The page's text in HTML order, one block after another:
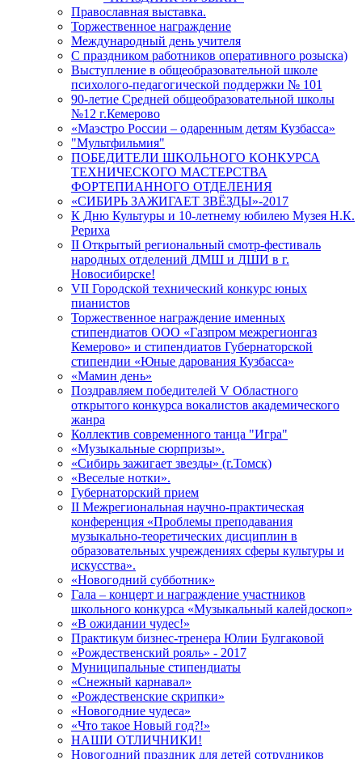
Православная выставка.
Торжественное награждение
Международный день учителя
С праздником работников оперативного розыска)
Выступление в общеобразовательной школе
психолого-педагогической поддержки № 101
90-летие Средней общеобразовательной школы
№12 г.Кемерово
«Маэстро России – одаренным детям Кузбасса»
"Мультфильмия"
ПОБЕДИТЕЛИ ШКОЛЬНОГО КОНКУРСА
ТЕХНИЧЕСКОГО МАСТЕРСТВА
ФОРТЕПИАННОГО ОТДЕЛЕНИЯ
«СИБИРЬ ЗАЖИГАЕТ ЗВЁЗДЫ»-2017
К Дню Культуры и 10-летнему юбилею Музея Н.К.
Рериха
II Открытый региональный смотр-фестиваль
народных отделений ДМШ и ДШИ в г.
Новосибирске!
VII Городской технический конкурс юных
пианистов
Торжественное награждение именных
стипендиатов ООО «Газпром межрегионгаз
Кемерово» и стипендиатов Губернаторской
стипендии «Юные дарования Кузбасса»
«Мамин день»
Поздравляем победителей V Областного
открытого конкурса вокалистов академического
жанра
Коллектив современного танца "Игра"
«Музыкальные сюрпризы».
«Сибирь зажигает звезды» (г.Томск)
«Веселые нотки».
Губернаторский прием
II Межрегиональная научно-практическая
конференция «Проблемы преподавания
музыкально-теоретических дисциплин в
образовательных учреждениях сферы культуры и
искусства».
«Новогодний субботник»
Гала – концерт и награждение участников
школьного конкурса «Музыкальный калейдоскоп»
«В ожидании чудес!»
Практикум бизнес-тренера Юлии Булгаковой
«Рождественский рояль» - 2017
Муниципальные стипендиаты
«Снежный карнавал»
«Рождественские скрипки»
«Новогодние чудеса»
«Что такое Новый год?!»
НАШИ ОТЛИЧНИКИ!
Новогодний праздник для детей сотрудников